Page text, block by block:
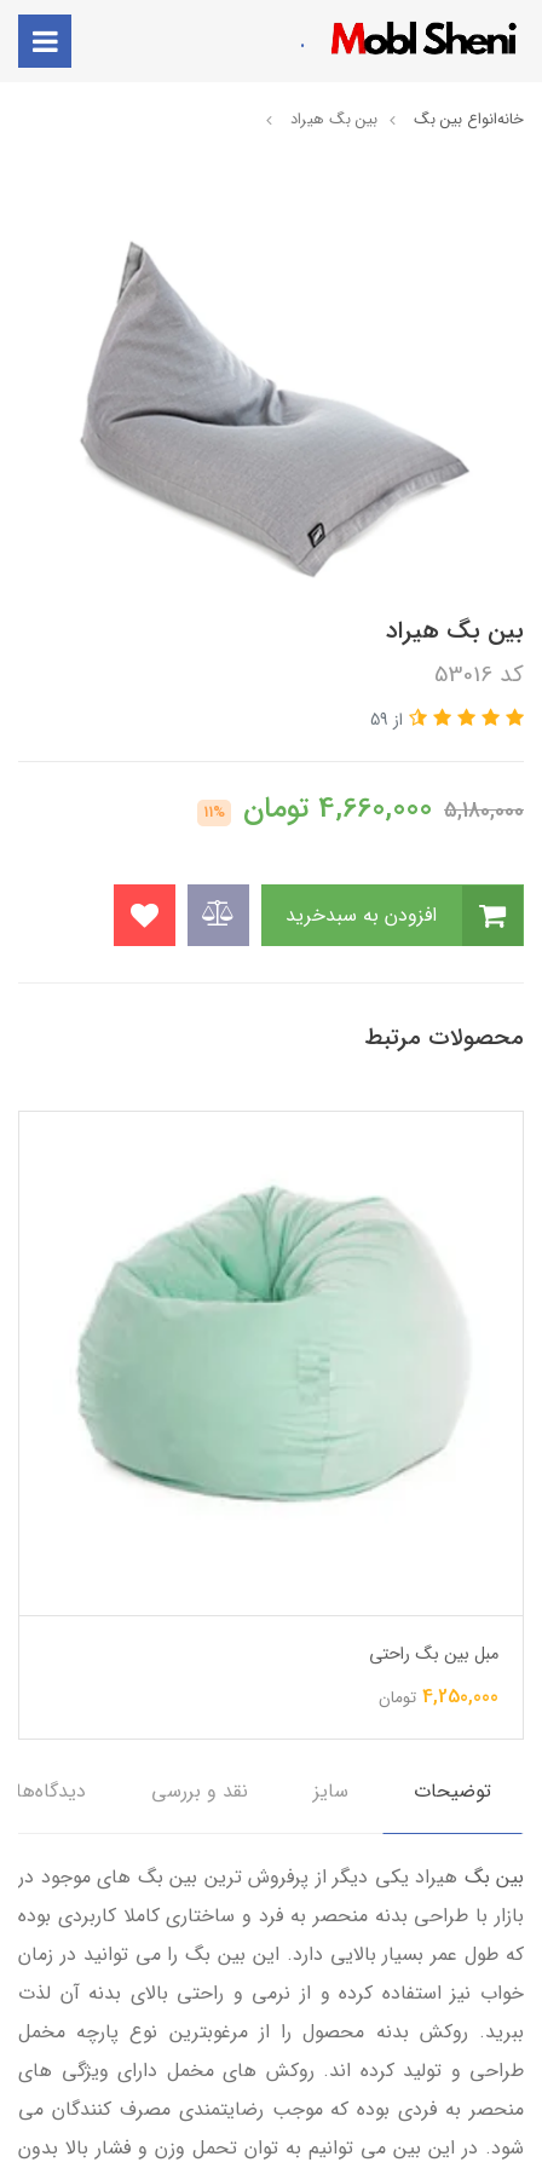
.
خانهانواع بین بگ بین بگ هیراد
بین بگ هیراد
کد 53016
از 59
5,180,000
4,660,000 تومان 11%
محصولات مرتبط
مبل بین بگ راحتی
4,250,000 تومان
توضیحات سایز نقد و بررسی دیدگاه‌ها
بین بگ هیراد یکی دیگر از پرفروش ترین بین بگ های موجود در
بازار با طراحی بدنه منحصر به فرد و ساختاری کاملا کاربردی بوده
که طول عمر بسیار بالایی دارد. این بین بگ را می توانید در زمان
خواب نیز استفاده کرده و از نرمی و راحتی بالای بدنه آن لذت
ببرید. روکش بدنه محصول را از مرغوبترین نوع پارچه مخمل
طراحی و تولید کرده اند. روکش های مخمل دارای ویژگی های
منحصر به فردی بوده که موجب رضایتمندی مصرف کنندگان می
شود. در این بین می توانیم به توان تحمل وزن و فشار بالا بدون